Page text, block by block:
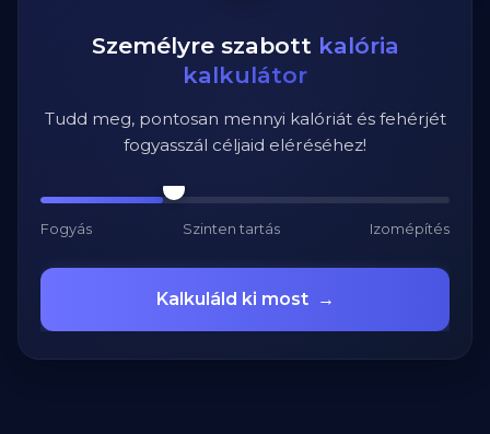
Személyre szabott kalória
kalkulátor
Tudd meg, pontosan mennyi kalóriát és fehérjét
fogyasszál céljaid eléréséhez!
Fogyás Szinten tartás Izomépítés
Kalkuláld ki most →